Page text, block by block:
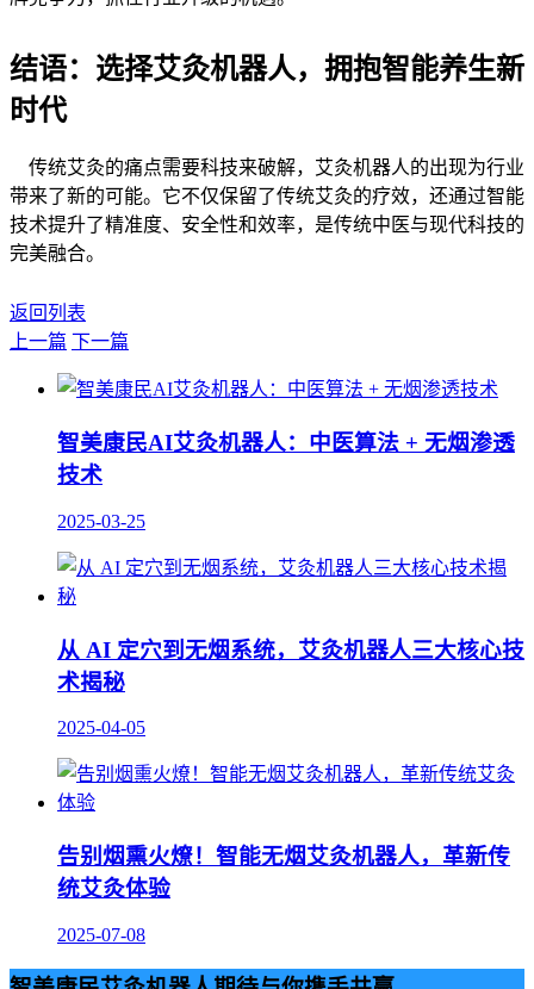
结语：选择艾灸机器人，拥抱智能养生新
时代
传统艾灸的痛点需要科技来破解，艾灸机器人的出现为行业
带来了新的可能。它不仅保留了传统艾灸的疗效，还通过智能
技术提升了精准度、安全性和效率，是传统中医与现代科技的
完美融合。
返回列表
上一篇
下一篇
智美康民AI艾灸机器人：中医算法 + 无烟渗透
技术
2025-03-25
从 AI 定穴到无烟系统，艾灸机器人三大核心技
术揭秘
2025-04-05
告别烟熏火燎！智能无烟艾灸机器人，革新传
统艾灸体验
2025-07-08